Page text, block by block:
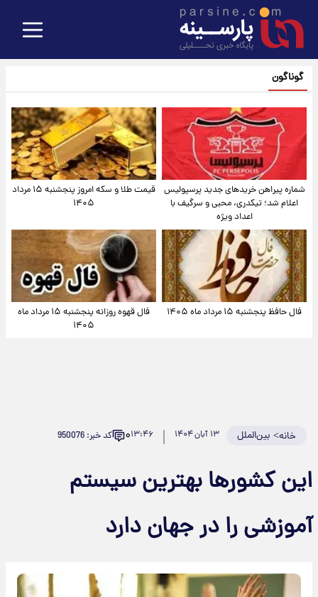
گوناگون
شماره پیراهن خریدهای جدید پرسپولیس
اعلام شد؛ تیکدری، محبی و سرگیف با
اعداد ویژه
قیمت طلا و سکه امروز پنجشنبه ۱۵ مرداد
۱۴۰۵
فال حافظ پنجشنبه ۱۵ مرداد ماه ۱۴۰۵
فال قهوه روزانه پنجشنبه ۱۵ مرداد ماه
۱۴۰۵
خانه> بین‌الملل ۱۳ آبان ۱۴۰۴ ۱۳:۴۶۰ کد خبر: 950076
این کشورها بهترین سیستم
آموزشی را در جهان دارد